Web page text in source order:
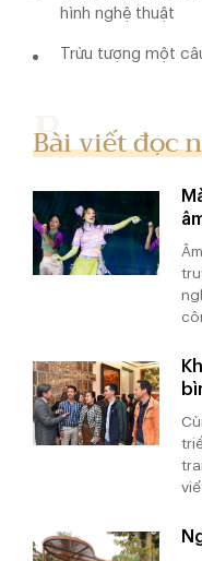
hình nghệ thuật
Trừu tượng một
Bài viết đọc